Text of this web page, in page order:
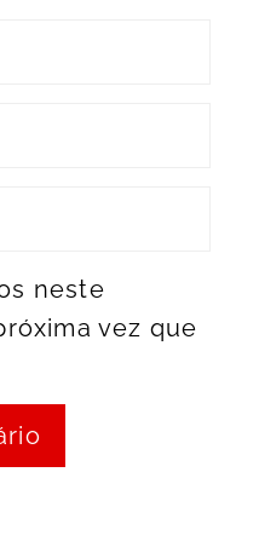
neste
vez que